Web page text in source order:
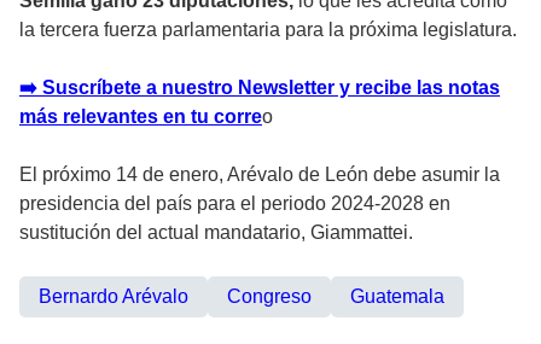
la tercera fuerza parlamentaria para la próxima legislatura.
➡️ Suscríbete a nuestro Newsletter y recibe las notas
más relevantes en tu correo
El próximo 14 de enero, Arévalo de León debe asumir la
presidencia del país para el periodo 2024-2028 en
sustitución del actual mandatario, Giammattei.
Bernardo Arévalo Congreso Guatemala